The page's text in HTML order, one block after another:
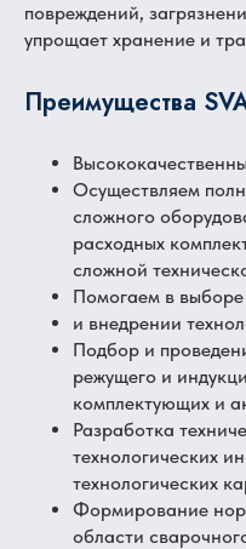
повреждений,
упрощает хранение и
Преимущества
Осуществляем
сложного
расходных
сложной
Помогаем в выборе
и внедрении
Подбор и
режущего и
комплектующих и
Разработка
технологических
технологических
Формирование
области